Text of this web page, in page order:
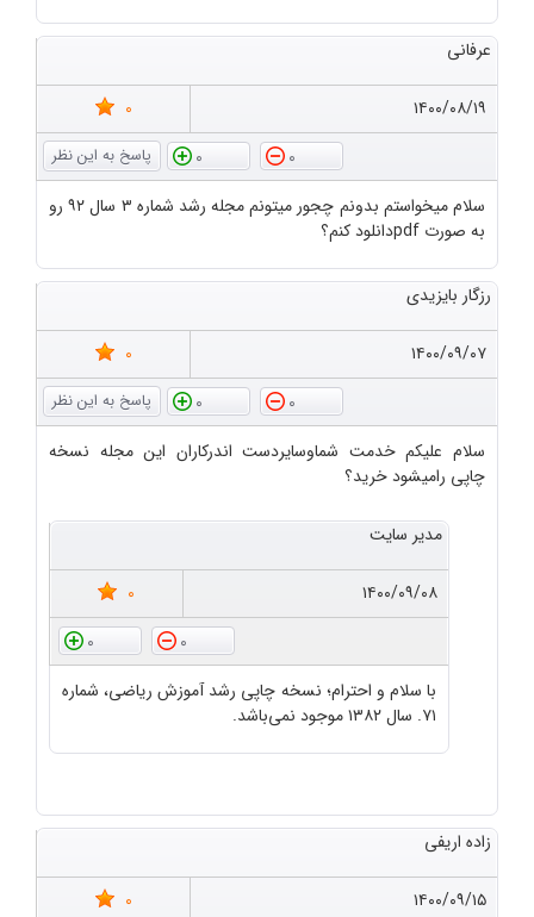
عرفانی
۱۴۰۰/۰۸/۱۹
0
0
0
سلام میخواستم بدونم چجور میتونم مجله رشد شماره ۳ سال ۹۲ رو
به صورت pdfدانلود کنم؟
رزگار بایزیدی
۱۴۰۰/۰۹/۰۷
0
0
0
سلام علیکم خدمت شماوسایردست اندرکاران این مجله نسخه
چاپی رامیشود خرید؟
مدیر سایت
۱۴۰۰/۰۹/۰۸
0
0
0
با سلام و احترام؛ نسخه چاپی رشد آموزش ریاضی، شماره
۷۱. سال ۱۳۸۲ موجود نمی‌باشد.
زاده اریفی
۱۴۰۰/۰۹/۱۵
0